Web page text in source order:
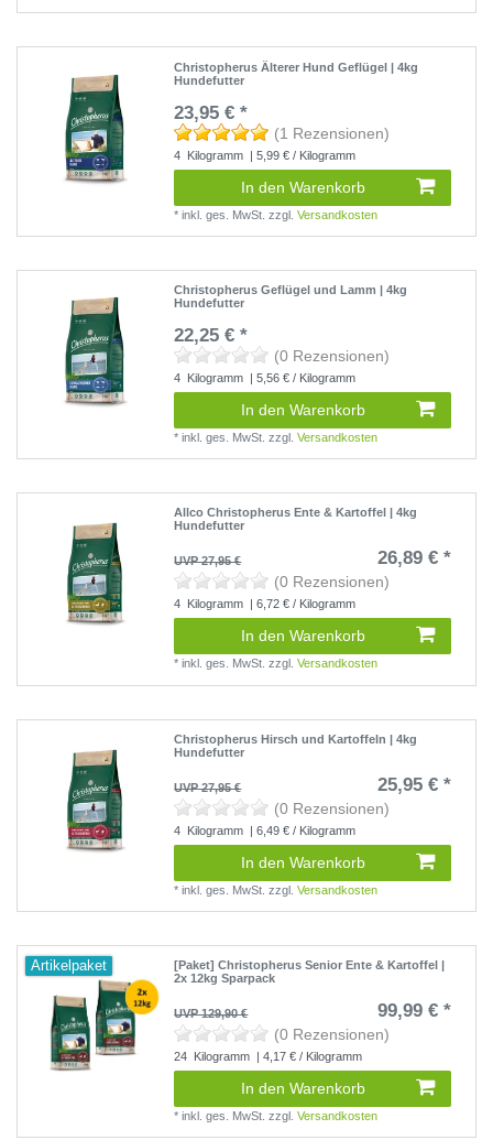
Christopherus Älterer Hund Geflügel | 4kg
Hundefutter
23,95 € *
(1 Rezensionen)
4 Kilogramm | 5,99 € / Kilogramm
In den Warenkorb
*inkl. ges. MwSt. zzgl.Versandkosten
Christopherus Geflügel und Lamm | 4kg
Hundefutter
22,25 € *
(0 Rezensionen)
4 Kilogramm | 5,56 € / Kilogramm
In den Warenkorb
*inkl. ges. MwSt. zzgl.Versandkosten
Allco Christopherus Ente & Kartoffel | 4kg
Hundefutter
UVP 27,95 € 26,89 € *
(0 Rezensionen)
4 Kilogramm | 6,72 € / Kilogramm
In den Warenkorb
*inkl. ges. MwSt. zzgl.Versandkosten
Christopherus Hirsch und Kartoffeln | 4kg
Hundefutter
UVP 27,95 € 25,95 € *
(0 Rezensionen)
4 Kilogramm | 6,49 € / Kilogramm
In den Warenkorb
*inkl. ges. MwSt. zzgl.Versandkosten
Artikelpaket
[Paket] Christopherus Senior Ente & Kartoffel |
2x 12kg Sparpack
UVP 129,90 € 99,99 € *
(0 Rezensionen)
24 Kilogramm | 4,17 € / Kilogramm
In den Warenkorb
*inkl. ges. MwSt. zzgl.Versandkosten